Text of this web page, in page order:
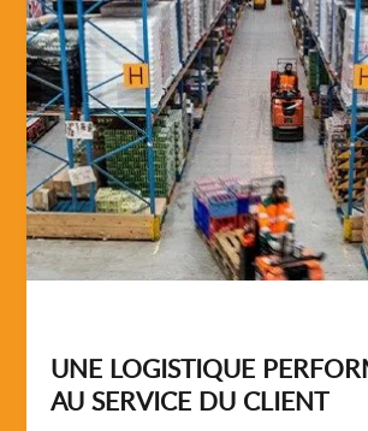
UNE LOGISTIQUE
AU SERVICE DU CLIENT